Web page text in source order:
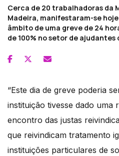
Cerca de 20 trabalhadoras da
Madeira, manifestaram-se
âmbito de uma greve de 24
de 100% no setor de
“Este dia de greve poderia
instituição tivesse dado uma
encontro das justas
que reivindicam tratamento
instituições particulares de